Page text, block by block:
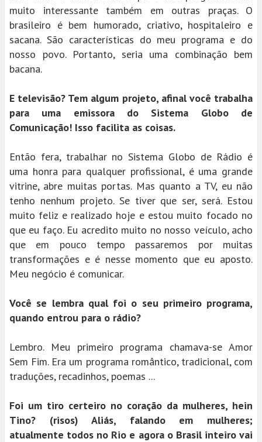
muito interessante também em outras praças. O
brasileiro é bem humorado, criativo, hospitaleiro e
sacana. São características do meu programa e do
nosso povo. Portanto, seria uma combinação bem
bacana.
E televisão? Tem algum projeto, afinal você trabalha
para uma emissora do Sistema Globo de
Comunicação! Isso facilita as coisas.
Então fera, trabalhar no Sistema Globo de Rádio é
uma honra para qualquer profissional, é uma grande
vitrine, abre muitas portas. Mas quanto a TV, eu não
tenho nenhum projeto. Se tiver que ser, será. Estou
muito feliz e realizado hoje e estou muito focado no
que eu faço. Eu acredito muito no nosso veículo, acho
que em pouco tempo passaremos por muitas
transformações e é nesse momento que eu aposto.
Meu negócio é comunicar.
Você se lembra qual foi o seu primeiro programa,
quando entrou para o rádio?
Lembro. Meu primeiro programa chamava-se Amor
Sem Fim. Era um programa romântico, tradicional, com
traduções, recadinhos, poemas ...
Foi um tiro certeiro no coração da mulheres, hein
Tino? (risos) Aliás, falando em mulheres;
atualmente todos no Rio e agora o Brasil inteiro vai